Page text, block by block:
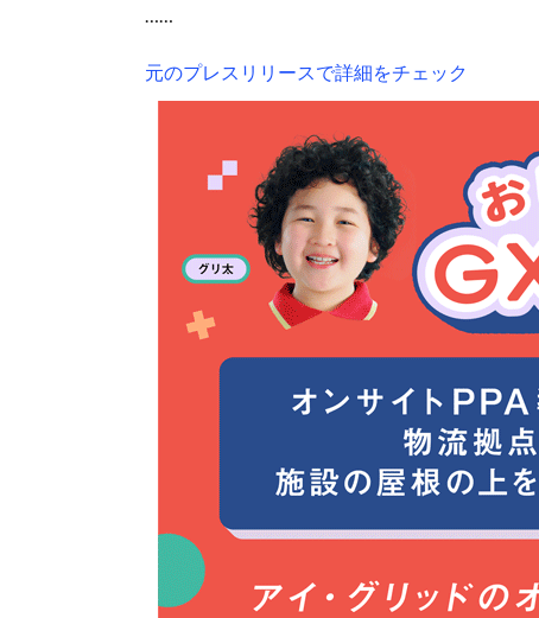
……
元のプレスリリースで詳細をチェック